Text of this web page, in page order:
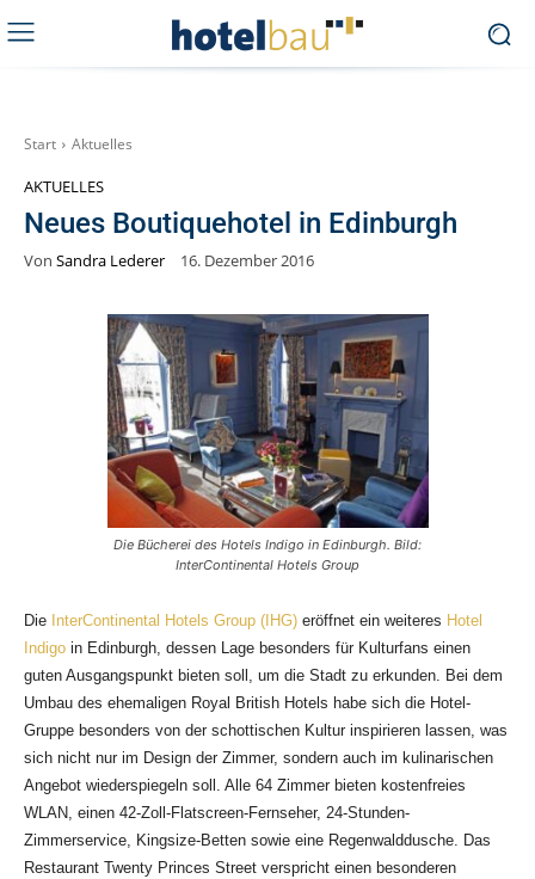
Start Aktuelles
AKTUELLES
Neues Boutiquehotel in Edinburgh
Von Sandra Lederer 16. Dezember 2016
Die Bücherei des Hotels Indigo in Edinburgh. Bild:
InterContinental Hotels Group
Die InterContinental Hotels Group (IHG) eröffnet ein weiteres Hotel
Indigo in Edinburgh, dessen Lage besonders für Kulturfans einen
guten Ausgangspunkt bieten soll, um die Stadt zu erkunden. Bei dem
Umbau des ehemaligen Royal British Hotels habe sich die Hotel-
Gruppe besonders von der schottischen Kultur inspirieren lassen, was
sich nicht nur im Design der Zimmer, sondern auch im kulinarischen
Angebot wiederspiegeln soll. Alle 64 Zimmer bieten kostenfreies
WLAN, einen 42-Zoll-Flatscreen-Fernseher, 24-Stunden-
Zimmerservice, Kingsize-Betten sowie eine Regenwalddusche. Das
Restaurant Twenty Princes Street verspricht einen besonderen